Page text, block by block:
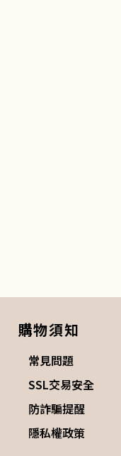
購物須知
常見問題
SSL交易安全
防詐騙提醒
隱私權政策